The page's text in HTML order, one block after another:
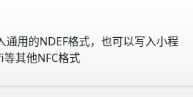
通用的NDEF格式，也可以写入小程
其他NFC格式